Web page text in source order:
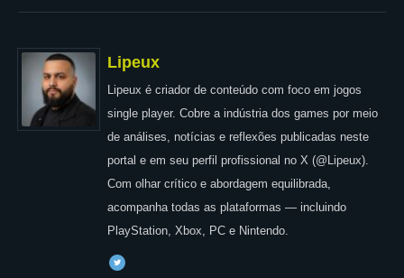
Lipeux
Lipeux é criador de conteúdo com foco em jogos
single player. Cobre a indústria dos games por meio
de análises, notícias e reflexões publicadas neste
portal e em seu perfil profissional no X (@Lipeux).
Com olhar crítico e abordagem equilibrada,
acompanha todas as plataformas — incluindo
PlayStation, Xbox, PC e Nintendo.